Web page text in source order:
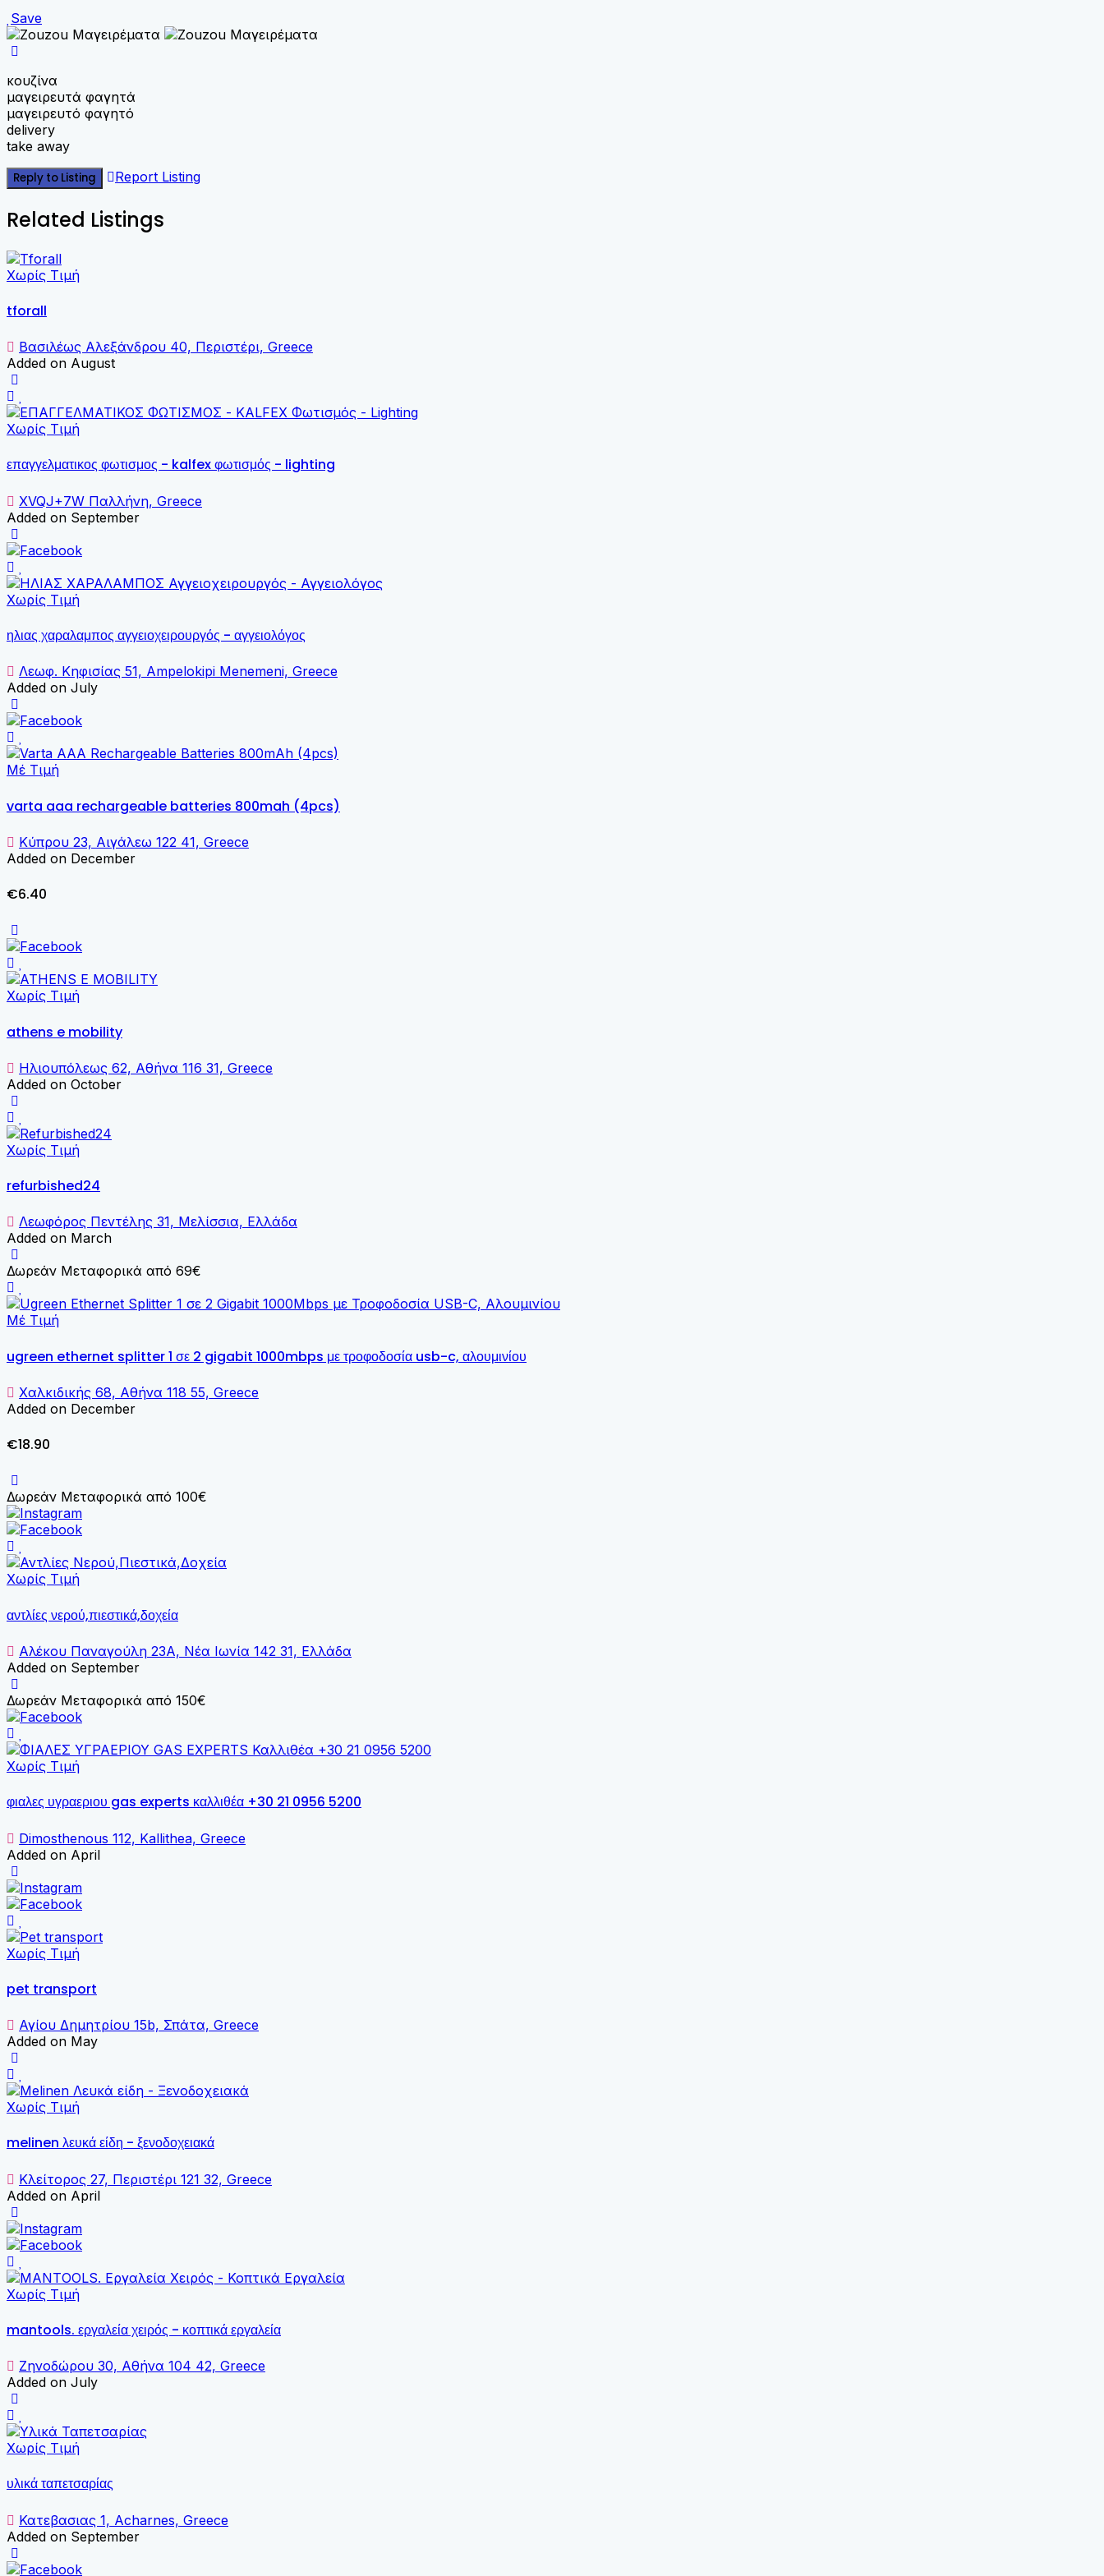
Save
κουζίνα
μαγειρευτά φαγητά
μαγειρευτό φαγητό
delivery
take away
Reply to Listing Report Listing
Related Listings
Χωρίς Τιμή
tforall
Βασιλέως Αλεξάνδρου 40, Περιστέρι, Greece
Added on August
Χωρίς Τιμή
επαγγελματικος φωτισμος - kalfex φωτισμός - lighting
XVQJ+7W Παλλήνη, Greece
Added on September
Χωρίς Τιμή
ηλιας χαραλαμπος αγγειοχειρουργός - αγγειολόγος
Λεωφ. Κηφισίας 51, Ampelokipi Menemeni, Greece
Added on July
Μέ Τιμή
varta aaa rechargeable batteries 800mah (4pcs)
Κύπρου 23, Αιγάλεω 122 41, Greece
Added on December
€6.40
Χωρίς Τιμή
athens e mobility
Ηλιουπόλεως 62, Αθήνα 116 31, Greece
Added on October
Χωρίς Τιμή
refurbished24
Λεωφόρος Πεντέλης 31, Μελίσσια, Ελλάδα
Added on March
Δωρεάν Μεταφορικά από 69€
Μέ Τιμή
ugreen ethernet splitter 1 σε 2 gigabit 1000mbps με τροφοδοσία usb-c, αλουμινίου
Χαλκιδικής 68, Αθήνα 118 55, Greece
Added on December
€18.90
Δωρεάν Μεταφορικά από 100€
Χωρίς Τιμή
αντλίες νερού,πιεστικά,δοχεία
Αλέκου Παναγούλη 23Α, Νέα Ιωνία 142 31, Ελλάδα
Added on September
Δωρεάν Μεταφορικά από 150€
Χωρίς Τιμή
φιαλες υγραεριου gas experts καλλιθέα +30 21 0956 5200
Dimosthenous 112, Kallithea, Greece
Added on April
Χωρίς Τιμή
pet transport
Αγίου Δημητρίου 15b, Σπάτα, Greece
Added on May
Χωρίς Τιμή
melinen λευκά είδη - ξενοδοχειακά
Κλείτορος 27, Περιστέρι 121 32, Greece
Added on April
Χωρίς Τιμή
mantools. εργαλεία χειρός - κοπτικά εργαλεία
Ζηνοδώρου 30, Αθήνα 104 42, Greece
Added on July
Χωρίς Τιμή
υλικά ταπετσαρίας
Κατεβασιας 1, Acharnes, Greece
Added on September